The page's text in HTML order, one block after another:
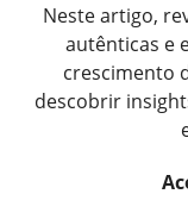
Neste artigo,
autênticas e
crescimento
descobrir